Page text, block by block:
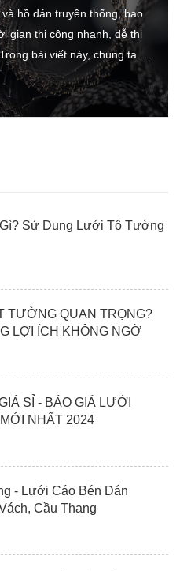
hồ dán truyền thống, bao
thi công nhanh, dễ thi
bài viết này, chúng ta sẽ
gồm các loại keo dán
gạch và ưu nhược điểm
Sử Dụng Lưới Tô Tường
TƯỜNG QUAN TRỌNG?
LỢI ÍCH KHÔNG NGỜ
SỈ - BÁO GIÁ LƯỚI
NHẤT 2024
- Lưới Cáo Bén Dán
Cầu Thang